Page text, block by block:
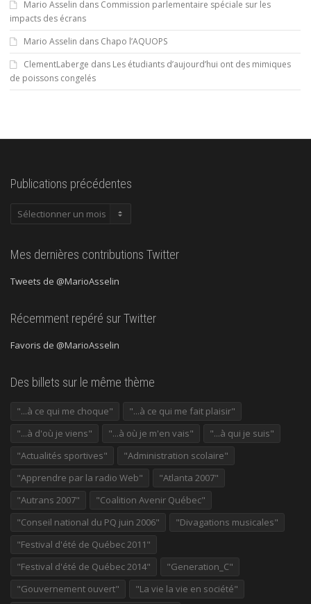
Mario Asselin dans Commission parlementaire spéciale sur les
impacts des écrans
Mario Asselin dans Chapo l’AQUOPS
ClementLaberge dans Les étudiants d’aujourd’hui ont des mimiques
de poissons congelés
Publications précédentes
Publications
Mes dernières contributions Twitter
Tweets de @MarioAsselin
Récemment repéré sur Twitter
Favoris de @MarioAsselin
Des billets sur le même thème
"...à ce qui me choque"
"...à ce qui me fait plaisir"
"...à d'où je viens"
"...à où je m'en vais"
"...à qui je suis"
"Actualités sportives"
"Administration scolaire"
"Apprendre par la radio Web"
"Atlanta 2007"
"Autrans 2007"
"Coalition Avenir Québec"
"Conseil national du PQ juin 2006"
"Divagations musicales"
"Festival d'été de Québec 2011"
"Festival d'été de Québec 2014"
"Generation_C"
"Gouvernement ouvert"
"La vie la vie en société"